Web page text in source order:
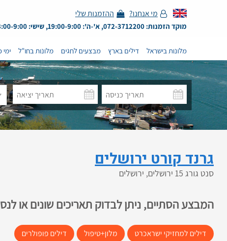
מי אנחנו? ההזמנות שלי
מוקד הזמנות: 072-3712200, א'-ה': 19:00-9:00, שישי: 13:00-9:00
מלונות בישראל דילים בארץ מבצעים לחגים מלונות בחו"ל ימי
גרנד קורט ירושלים
סנט גורג 15 ירושלים, ירושלים
המבצע הסתיים, ניתן לבדוק תאריכים שונים או
דילים למחזיקי ישראכרט מלון+טיפול דילים פופולרים